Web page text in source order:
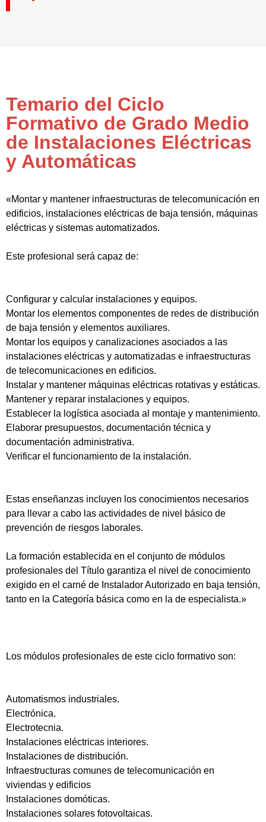
Temario del Ciclo
Formativo de Grado Medio
de Instalaciones Eléctricas
y Automáticas
«Montar y mantener infraestructuras de telecomunicación en
edificios, instalaciones eléctricas de baja tensión, máquinas
eléctricas y sistemas automatizados.
Este profesional será capaz de:
Configurar y calcular instalaciones y equipos.
Montar los elementos componentes de redes de distribución
de baja tensión y elementos auxiliares.
Montar los equipos y canalizaciones asociados a las
instalaciones eléctricas y automatizadas e infraestructuras
de telecomunicaciones en edificios.
Instalar y mantener máquinas eléctricas rotativas y estáticas.
Mantener y reparar instalaciones y equipos.
Establecer la logística asociada al montaje y mantenimiento.
Elaborar presupuestos, documentación técnica y
documentación administrativa.
Verificar el funcionamiento de la instalación.
Estas enseñanzas incluyen los conocimientos necesarios
para llevar a cabo las actividades de nivel básico de
prevención de riesgos laborales.
La formación establecida en el conjunto de módulos
profesionales del Título garantiza el nivel de conocimiento
exigido en el carné de Instalador Autorizado en baja tensión,
tanto en la Categoría básica como en la de especialista.»
Los módulos profesionales de este ciclo formativo son:
Automatismos industriales.
Electrónica.
Electrotecnia.
Instalaciones eléctricas interiores.
Instalaciones de distribución.
Infraestructuras comunes de telecomunicación en
viviendas y edificios
Instalaciones domóticas.
Instalaciones solares fotovoltaicas.